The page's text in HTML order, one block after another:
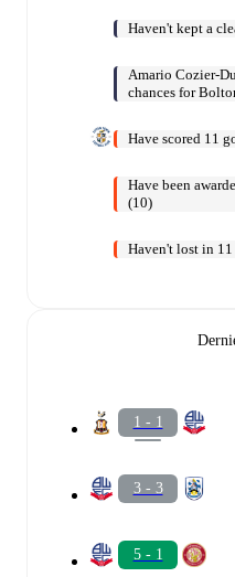
Haven't kept a
Amario Cozier-
chances for
Have scored 11
Have been
(10)
Haven't lost in 11
1 - 1
3 - 3
5 - 1